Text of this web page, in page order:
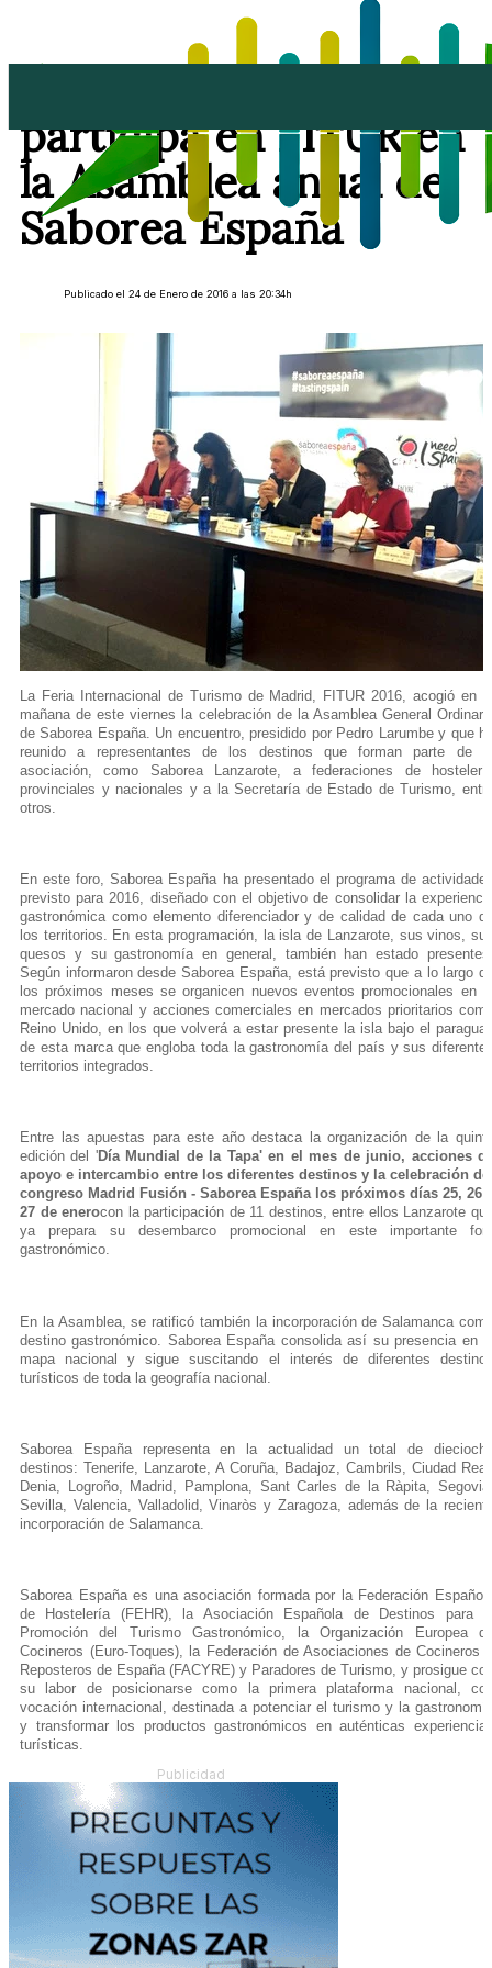
participa en FITUR en
la Asamblea anual de
Saborea España
Publicado el 24 de Enero de 2016 a las 20:34h
La Feria Internacional de Turismo de Madrid, FITUR 2016, acogió en
mañana de este viernes la celebración de la Asamblea General
de Saborea España. Un encuentro, presidido por Pedro Larumbe y que
reunido a representantes de los destinos que forman parte de
asociación, como Saborea Lanzarote, a federaciones de
provinciales y nacionales y a la Secretaría de Estado de Turismo,
otros.
En este foro, Saborea España ha presentado el programa de
previsto para 2016, diseñado con el objetivo de consolidar la
gastronómica como elemento diferenciador y de calidad de cada uno
los territorios. En esta programación, la isla de Lanzarote, sus vinos,
quesos y su gastronomía en general, también han estado
Según informaron desde Saborea España, está previsto que a lo largo
los próximos meses se organicen nuevos eventos promocionales en
mercado nacional y acciones comerciales en mercados prioritarios
Reino Unido, en los que volverá a estar presente la isla bajo el
de esta marca que engloba toda la gastronomía del país y sus
territorios integrados.
Entre las apuestas para este año destaca la organización de la
edición del 'Día Mundial de la Tapa' en el mes de junio, acciones
apoyo e intercambio entre los diferentes destinos y la celebración
congreso Madrid Fusión - Saborea España los próximos días 25, 26
27 de enerocon la participación de 11 destinos, entre ellos Lanzarote
ya prepara su desembarco promocional en este importante
gastronómico.
En la Asamblea, se ratificó también la incorporación de Salamanca
destino gastronómico. Saborea España consolida así su presencia en
mapa nacional y sigue suscitando el interés de diferentes
turísticos de toda la geografía nacional.
Saborea España representa en la actualidad un total de
destinos: Tenerife, Lanzarote, A Coruña, Badajoz, Cambrils, Ciudad
Denia, Logroño, Madrid, Pamplona, Sant Carles de la Ràpita,
Sevilla, Valencia, Valladolid, Vinaròs y Zaragoza, además de la
incorporación de Salamanca.
Saborea España es una asociación formada por la Federación
de Hostelería (FEHR), la Asociación Española de Destinos para
Promoción del Turismo Gastronómico, la Organización Europea
Cocineros (Euro-Toques), la Federación de Asociaciones de Cocineros
Reposteros de España (FACYRE) y Paradores de Turismo, y prosigue
su labor de posicionarse como la primera plataforma nacional,
vocación internacional, destinada a potenciar el turismo y la
y transformar los productos gastronómicos en auténticas
turísticas.
Publicidad